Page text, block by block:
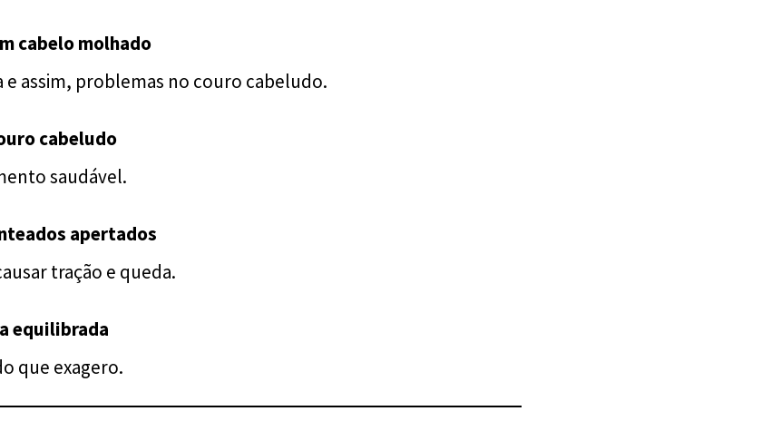
cabelo molhado
e assim, problemas no couro cabeludo.
cabeludo
saudável.
apertados
tração e queda.
equilibrada
que exagero.